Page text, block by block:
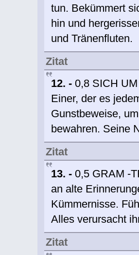
tun. Bekümmert
hin und
und Tränenfluten.
Zitat
12. -0,8 SICH
Einer, der es
Gunstbeweise,
bewahren. Seine
Zitat
13. -0,5 GRAM -
an alte
Kümmernisse.
Alles verursacht
Zitat